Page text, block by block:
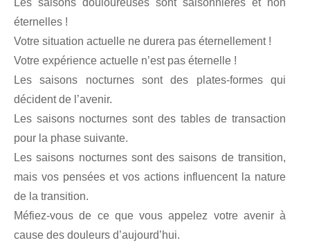
éternelles !
Votre situation actuelle ne durera pas éternellement !
Votre expérience actuelle n’est pas éternelle !
Les saisons nocturnes sont des plates-formes qui
décident de l’avenir.
Les saisons nocturnes sont des tables de transaction
pour la phase suivante.
Les saisons nocturnes sont des saisons de transition,
mais vos pensées et vos actions influencent la nature
de la transition.
Méfiez-vous de ce que vous appelez votre avenir à
cause des douleurs d’aujourd’hui.